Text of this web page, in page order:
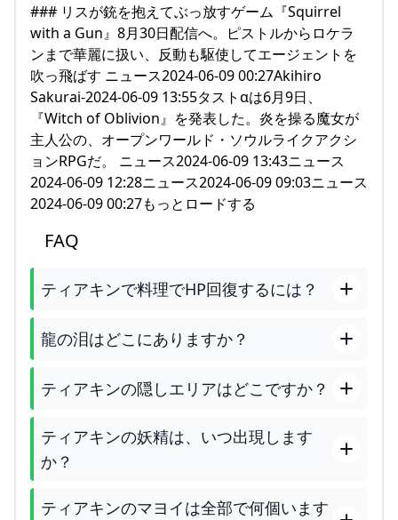
### リスが銃を抱えてぶっ放すゲーム『Squirrel
with a Gun』8月30日配信へ。ピストルからロケラ
ンまで華麗に扱い、反動も駆使してエージェントを
吹っ飛ばす ニュース2024-06-09 00:27Akihiro
Sakurai-2024-06-09 13:55タストαは6月9日、
『Witch of Oblivion』を発表した。炎を操る魔女が
主人公の、オープンワールド・ソウルライクアクシ
ョンRPGだ。 ニュース2024-06-09 13:43ニュース
2024-06-09 12:28ニュース2024-06-09 09:03ニュース
2024-06-09 00:27もっとロードする
FAQ
ティアキンで料理でHP回復するには？
龍の泪はどこにありますか？
ティアキンの隠しエリアはどこですか？
ティアキンの妖精は、いつ出現します
か？
ティアキンのマヨイは全部で何個います